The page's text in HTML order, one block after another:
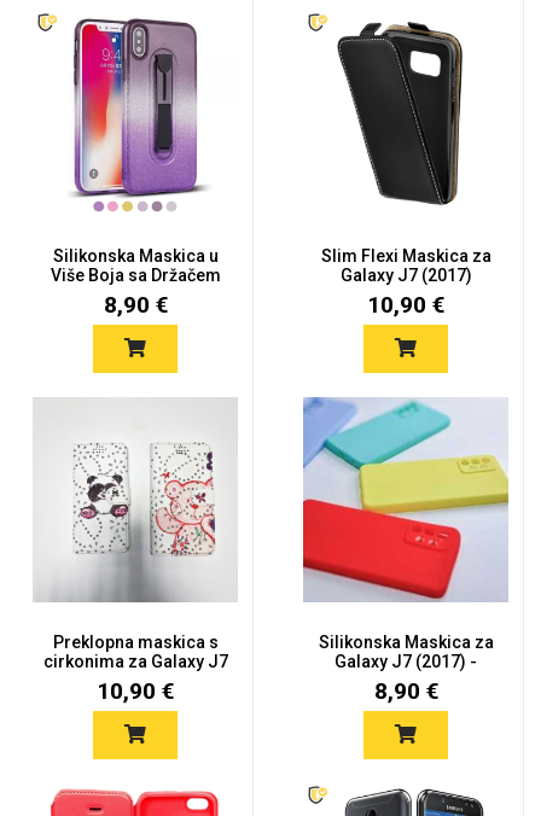
Silikonska Maskica u
Više Boja sa Držačem
Gala...
8,90 €
Slim Flexi Maskica za
Galaxy J7 (2017)
10,90 €
Preklopna maskica s
cirkonima za Galaxy J7
(20...
10,90 €
Silikonska Maskica za
Galaxy J7 (2017) -
Više...
8,90 €